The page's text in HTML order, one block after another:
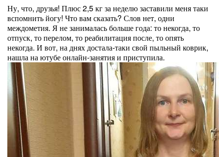
Ну, что, друзья! Плюс 2,5 кг за неделю заставили меня таки
вспомнить йогу! Что вам сказать? Слов нет, одни
междометия. Я не занималась больше года: то некогда, то
отпуск, то перелом, то реабилитация после, то опять
некогда. И вот, на днях достала-таки свой пыльный коврик,
нашла на ютубе онлайн-занятия и приступила.